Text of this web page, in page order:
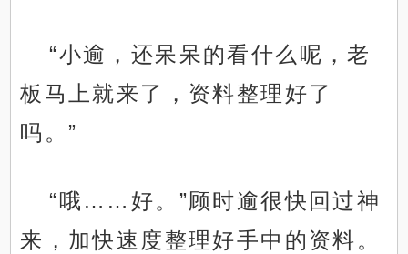
“小逾，还呆呆的看什么呢，老
板马上就来了，资料整理好了
吗。”
“哦……好。”顾时逾很快回过神
来，加快速度整理好手中的资料。